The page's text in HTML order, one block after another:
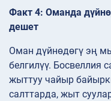
Факт 4: Оманда
дешет
Оман дүйнөдөгү эң
белгилүү. Босвеллия
жыттуу чайыр
салттарда, жыт